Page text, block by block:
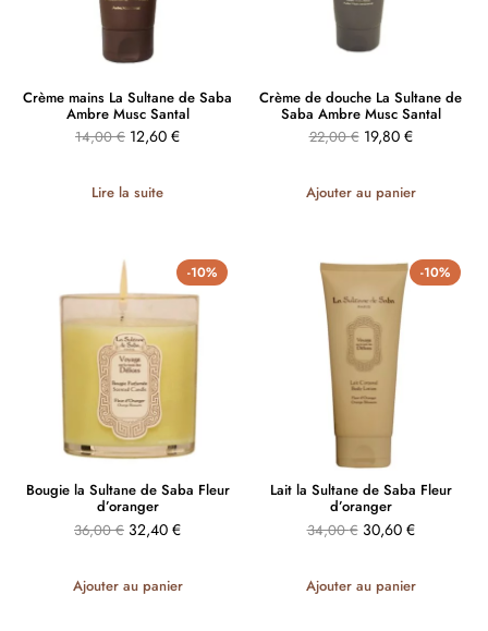
Crème mains La Sultane de Saba
Ambre Musc Santal
14,00€ 12,60 €
Lire la suite
Crème de douche La Sultane de
Saba Ambre Musc Santal
22,00€ 19,80 €
Ajouter au panier
-10%
Bougie la Sultane de Saba Fleur
d’oranger
36,00€ 32,40 €
Ajouter au panier
-10%
Lait la Sultane de Saba Fleur
d’oranger
34,00€ 30,60 €
Ajouter au panier